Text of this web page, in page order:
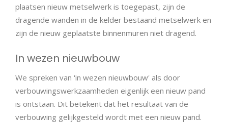
plaatsen nieuw metselwerk is toegepast, zijn de
dragende wanden in de kelder bestaand metselwerk en
zijn de nieuw geplaatste binnenmuren niet dragend.
In wezen nieuwbouw
We spreken van 'in wezen nieuwbouw' als door
verbouwingswerkzaamheden eigenlijk een nieuw pand
is ontstaan. Dit betekent dat het resultaat van de
verbouwing gelijkgesteld wordt met een nieuw pand.